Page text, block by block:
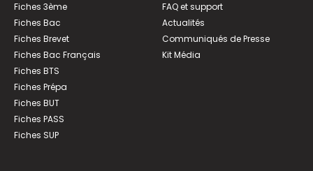
Fiches 3ème
Fiches Bac
Fiches Brevet
Fiches Bac Français
Fiches BTS
Fiches Prépa
Fiches BUT
Fiches PASS
Fiches SUP
FAQ et support
Actualités
Communiqués de Presse
Kit Média